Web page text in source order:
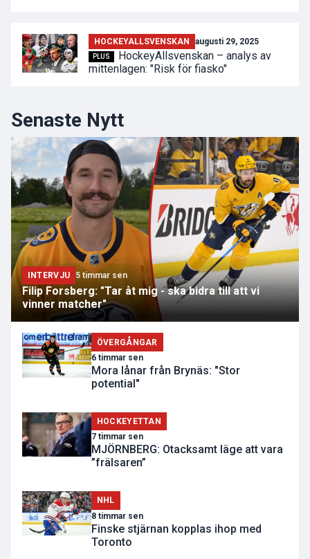
HOCKEYALLSVENSKAN augusti 29, 2025
PLUS
HockeyAllsvenskan – analys av
mittenlagen: "Risk för fiasko"
Senaste Nytt
INTERVJU 5 timmar sen
Filip Forsberg: "Tar åt mig - ska bidra till att vi
vinner matcher"
ÖVERGÅNGAR
6 timmar sen
Mora lånar från Brynäs: "Stor
potential"
HOCKEYETTAN
7 timmar sen
MJÖRNBERG: Otacksamt läge att vara
”frälsaren”
NHL
8 timmar sen
Finske stjärnan kopplas ihop med
Toronto